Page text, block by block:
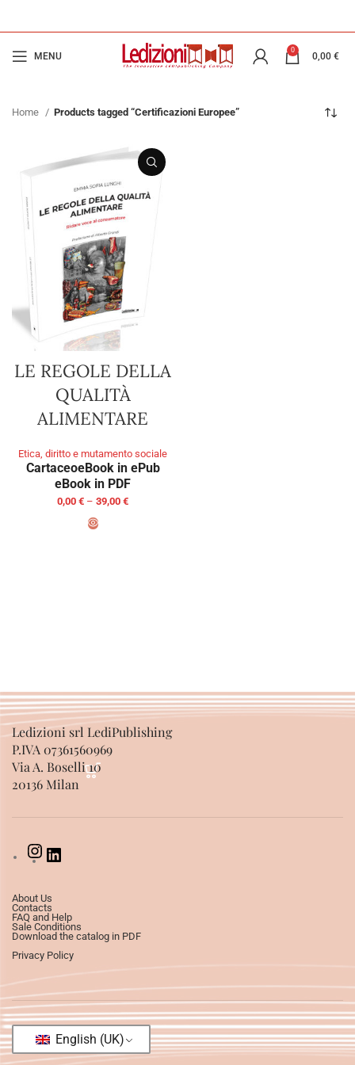
MENU
0
0,00 €
Home Products tagged “Certificazioni Europee”
LE REGOLE DELLA
QUALITÀ
ALIMENTARE
Etica, diritto e mutamento sociale
CartaceoeBook in ePub
eBook in PDF
0,00 € – 39,00 €
Ledizioni srl LediPublishing
P.IVA 07361560969
Via A. Boselli 10
20136 Milan
About Us
Contacts
FAQ and Help
Sale Conditions
Download the catalog in PDF
Privacy Policy
English (UK)